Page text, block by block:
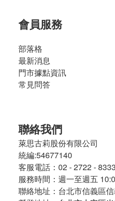
會員服務
部落格
最新消息
門市據點資訊
常見問答
聯絡我們
萊思古莉股份有限公司
統編:54677140
客服電話：02 - 2722 - 8333
服務時間：週一至週五
聯絡地址：台北市信義區